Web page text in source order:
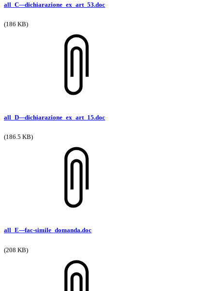
all_C---dichiarazione_ex_art_53.doc
(186 KB)
all_D---dichiarazione_ex_art_15.doc
(186.5 KB)
all_E---fac-simile_domanda.doc
(208 KB)